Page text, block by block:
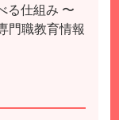
る仕組み 〜
門職教育情報